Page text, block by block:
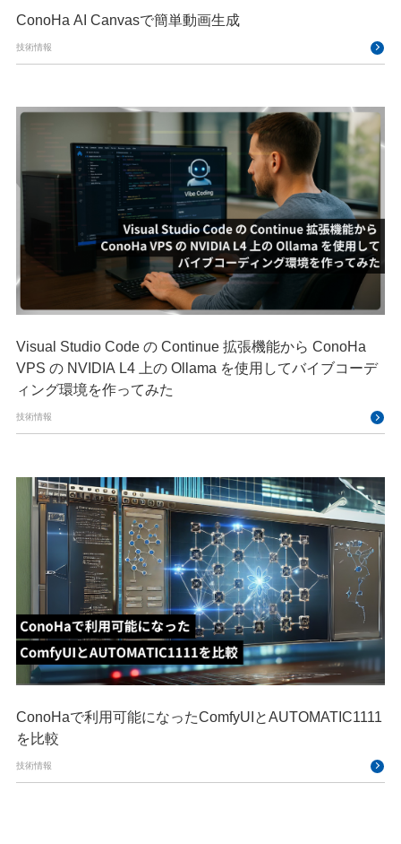
ConoHa AI Canvasで簡単動画生成
技術情報
Visual Studio Code の Continue 拡張機能から ConoHa
VPS の NVIDIA L4 上の Ollama を使用してバイブコーデ
ィング環境を作ってみた
技術情報
ConoHaで利用可能になったComfyUIとAUTOMATIC1111
を比較
技術情報